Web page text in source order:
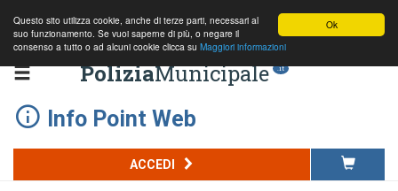
Ok
Questo sito utilizza cookie, anche di terze parti, necessari al
suo funzionamento. Se vuoi saperne di più, o negare il
consenso a tutto o ad alcuni cookie clicca su Maggiori informazioni
PoliziaMunicipale .it
Info Point Web
ACCEDI